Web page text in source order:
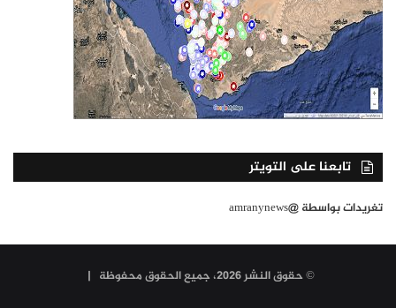
تابعنا على التويتر
تغريدات بواسطة @amranynews
© حقوق النشر 2026، جميع الحقوق محفوظة |